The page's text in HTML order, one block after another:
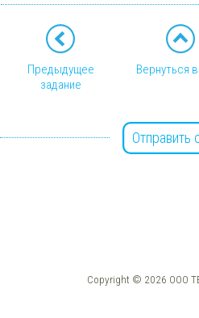
Предыдущее
задание
Вернуться
Отправить
Copyright © 2026 ООО